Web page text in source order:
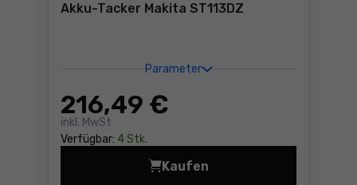
Akku-Tacker Makita ST113DZ
Parameter
216,49 €
inkl. MwSt
Verfügbar: 4 Stk.
Kaufen
Akku-Tacker Makita